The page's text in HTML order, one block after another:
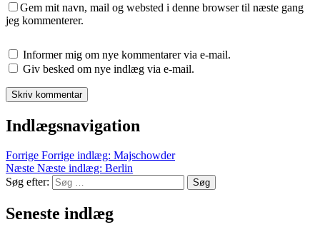
Gem mit navn, mail og websted i denne browser til næste gang
jeg kommenterer.
Informer mig om nye kommentarer via e-mail.
Giv besked om nye indlæg via e-mail.
Indlægsnavigation
Forrige Forrige indlæg: Majschowder
Næste Næste indlæg: Berlin
Søg efter:
Søg
Seneste indlæg